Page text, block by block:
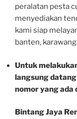
peralatan pesta
menyediakan
kami siap
banten,
Untuk
langsung
nomor yang ada
Bintang Jaya